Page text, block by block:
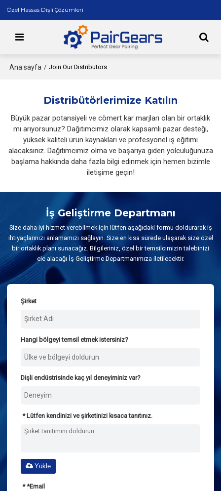
Özel Hassas Dişli Çözümleri
Ana sayfa / Join Our Distributors
Distribütörlerimize Katılın
Büyük pazar potansiyeli ve cömert kar marjları olan bir ortaklık
mı arıyorsunuz? Dağıtımcımız olarak kapsamlı pazar desteği,
yüksek kaliteli ürün kaynakları ve profesyonel iş eğitimi
alacaksınız. Dağıtımcımız olma ve başarıya giden yolculuğunuza
başlama hakkında daha fazla bilgi edinmek için hemen bizimle
iletişime geçin!
İş Geliştirme Departmanı
Size daha iyi hizmet verebilmek için lütfen aşağıdaki formu doldurarak iş
ihtiyaçlarınızı anlamamızı sağlayın. Size en kısa sürede ulaşarak size özel
bir ortaklık planı sunacağız. Bilgileriniz, özel bir temsilcimizin talebinizi
ele alacağı İş Geliştirme Departmanımıza iletilecektir.
Şirket
Hangi bölgeyi temsil etmek istersiniz?
Dişli endüstrisinde kaç yıl deneyiminiz var?
Lütfen kendinizi ve şirketinizi kısaca tanıtınız.
Yükle
*Email